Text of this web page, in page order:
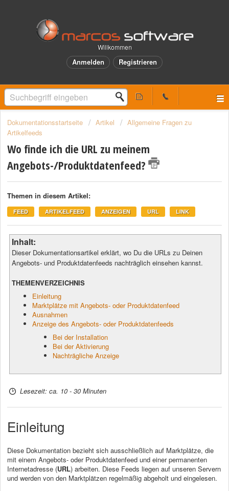
Willkommen
Anmelden Registrieren
Dokumentationsstartseite Artikel
Allgemeine Fragen zu
Artikelfeeds
Wo finde ich die URL zu meinem
Angebots-/Produktdatenfeed?
Themen in diesem Artikel:
FEED ARTIKELFEED ANZEIGEN URL LINK
Inhalt:
Dieser Dokumentationsartikel erklärt, wo Du die URLs zu Deinen
Angebots- und Produktdatenfeeds nachträglich einsehen kannst.
THEMENVERZEICHNIS
Einleitung
Marktplätze mit Angebots- oder Produktdatenfeed
Ausnahmen
Anzeige des Angebots- oder Produktdatenfeeds
Bei der Installation
Bei der Aktivierung
Nachträgliche Anzeige
Lesezeit: ca. 10 - 30 Minuten
Einleitung
Diese Dokumentation bezieht sich ausschließlich auf Marktplätze, die
mit einem Angebots- oder Produktdatenfeed und einer permanenten
Internetadresse (URL) arbeiten. Diese Feeds liegen auf unseren Servern
und werden von den Marktplätzen regelmäßig abgeholt und eingelesen.